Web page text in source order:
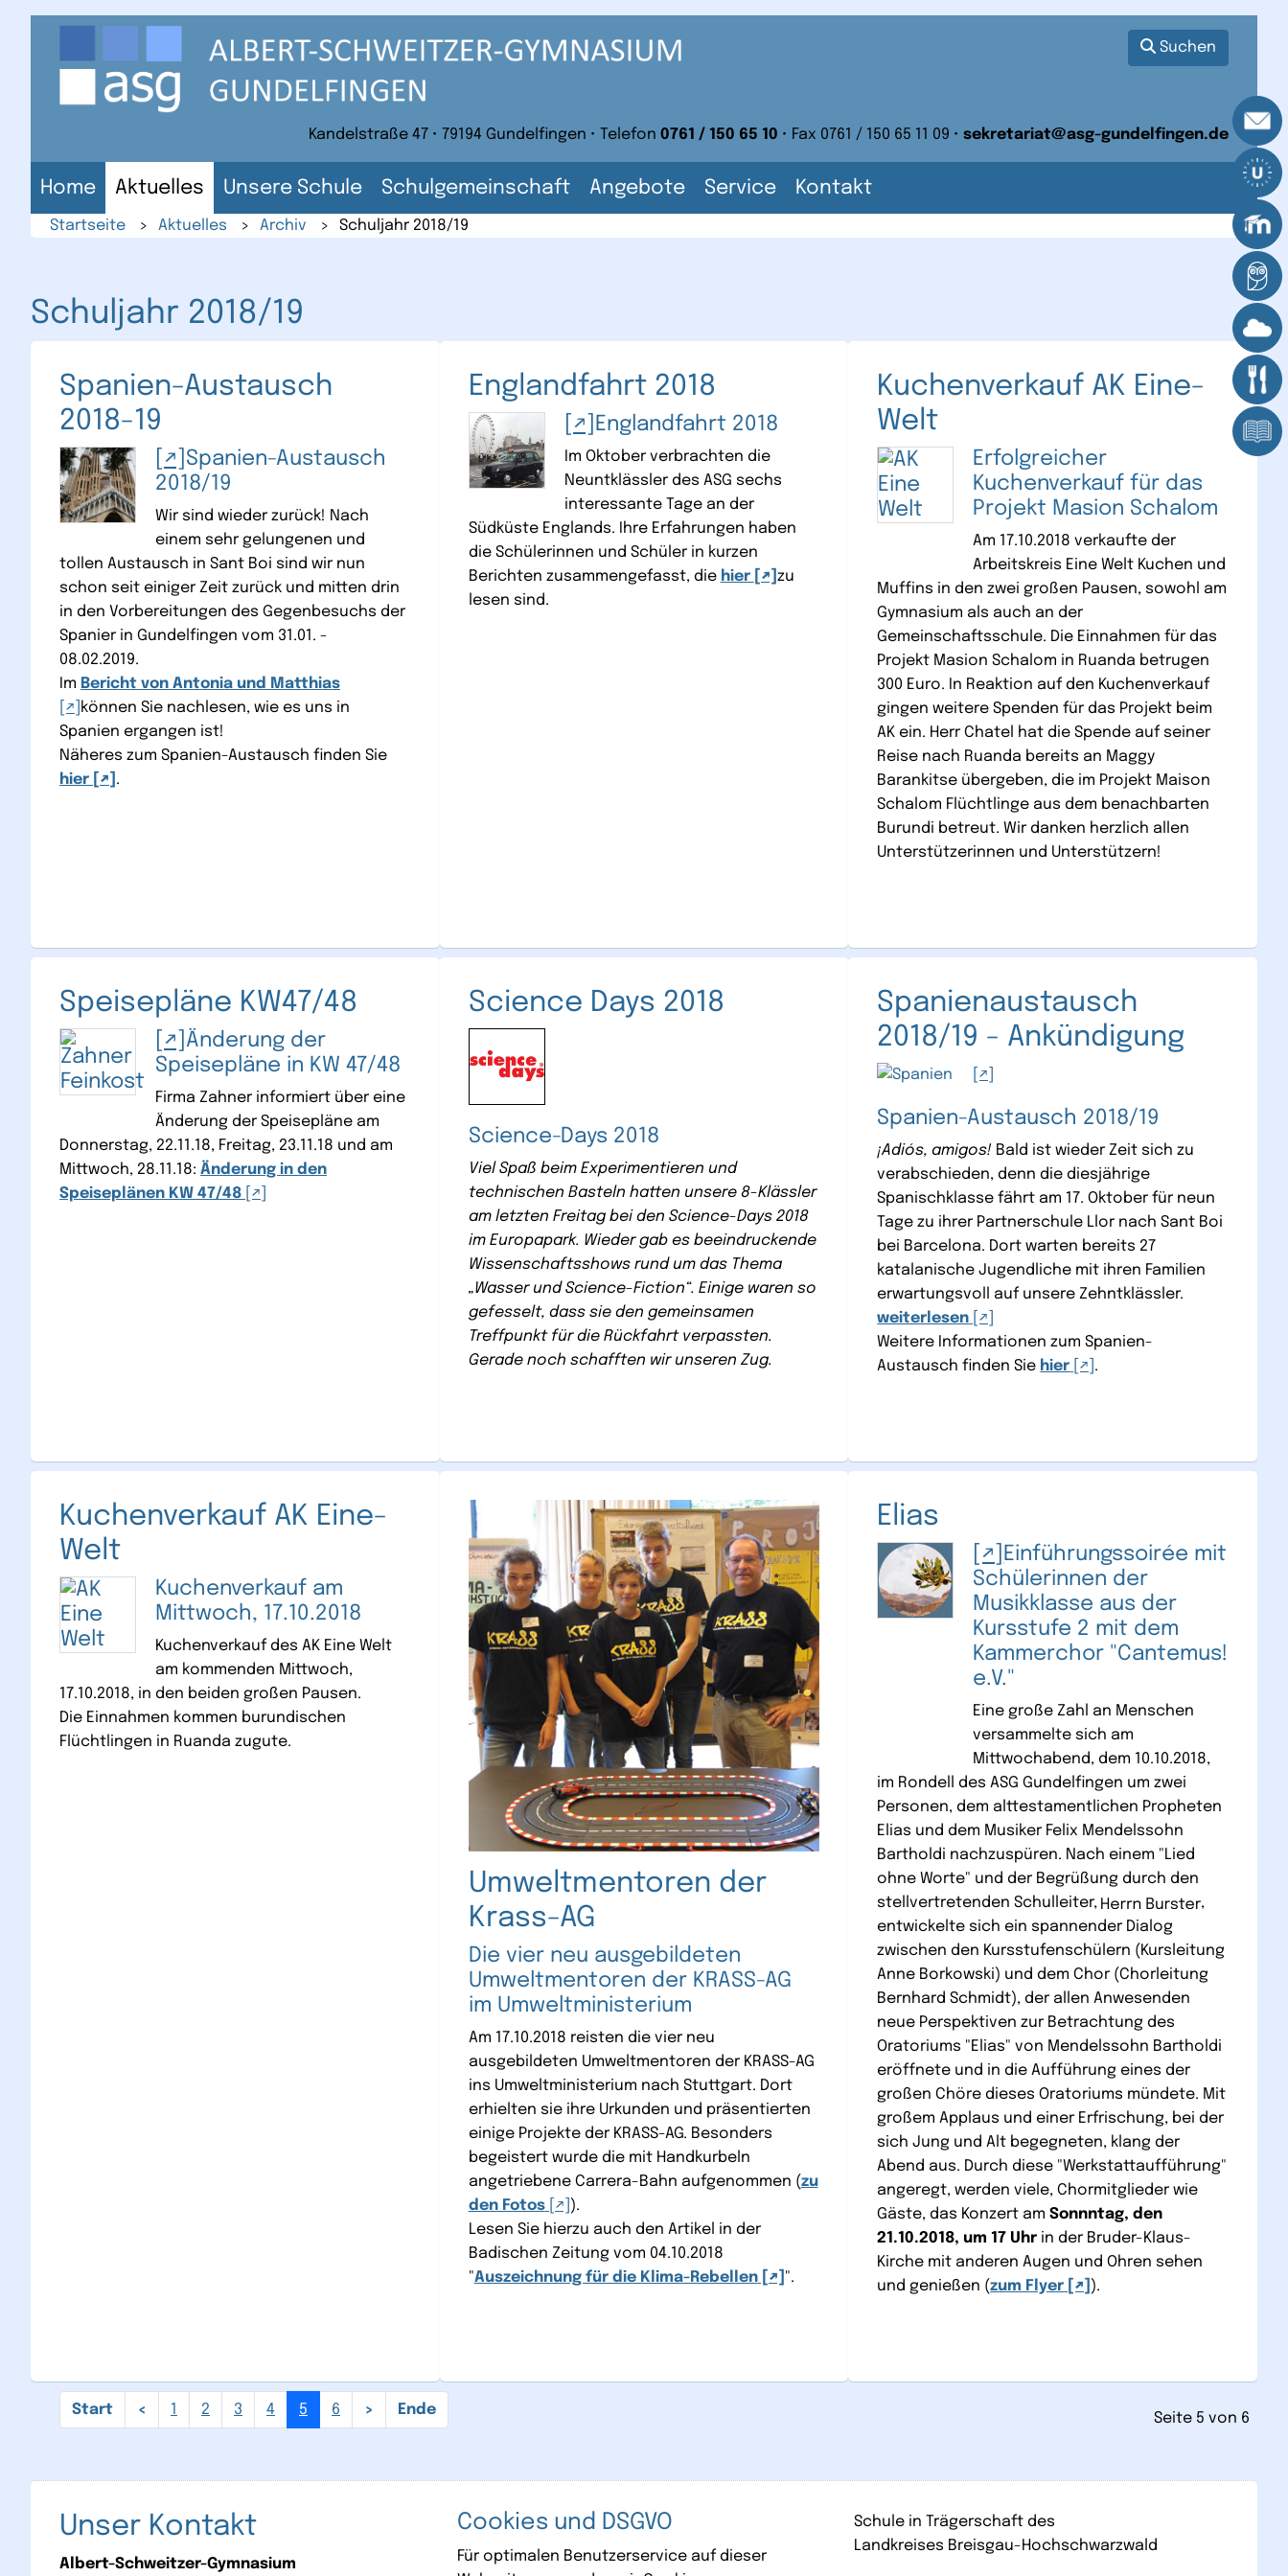
Suchen
Kandelstraße 47 • 79194 Gundelfingen • Telefon 0761 / 150 65 10 • Fax 0761 / 150 65 11 09 • sekretariat@asg-gundelfingen.de
Home Aktuelles Unsere Schule Schulgemeinschaft Angebote Service Kontakt
Startseite > Aktuelles > Archiv > Schuljahr 2018/19
Schuljahr 2018/19
Spanien-Austausch
2018-19
Spanien-Austausch
2018/19
Wir sind wieder zurück! Nach
einem sehr gelungenen und
tollen Austausch in Sant Boi sind wir nun
schon seit einiger Zeit zurück und mitten drin
in den Vorbereitungen des Gegenbesuchs der
Spanier in Gundelfingen vom 31.01. -
08.02.2019.
Im Bericht von Antonia und Matthias
können Sie nachlesen, wie es uns in
Spanien ergangen ist!
Näheres zum Spanien-Austausch finden Sie
hier
.
Englandfahrt 2018
Englandfahrt 2018
Im Oktober verbrachten die
Neuntklässler des ASG sechs
interessante Tage an der
Südküste Englands. Ihre Erfahrungen haben
die Schülerinnen und Schüler in kurzen
Berichten zusammengefasst, die hier
zu
lesen sind.
Kuchenverkauf AK Eine-
Welt
Erfolgreicher
Kuchenverkauf für das
Projekt Masion Schalom
Am 17.10.2018 verkaufte der
Arbeitskreis Eine Welt Kuchen und
Muffins in den zwei großen Pausen, sowohl am
Gymnasium als auch an der
Gemeinschaftsschule. Die Einnahmen für das
Projekt Masion Schalom in Ruanda betrugen
300 Euro. In Reaktion auf den Kuchenverkauf
gingen weitere Spenden für das Projekt beim
AK ein. Herr Chatel hat die Spende auf seiner
Reise nach Ruanda bereits an Maggy
Barankitse übergeben, die im Projekt Maison
Schalom Flüchtlinge aus dem benachbarten
Burundi betreut. Wir danken herzlich allen
Unterstützerinnen und Unterstützern!
Speisepläne KW47/48
Änderung der
Speisepläne in KW 47/48
Firma Zahner informiert über eine
Änderung der Speisepläne am
Donnerstag, 22.11.18, Freitag, 23.11.18 und am
Mittwoch, 28.11.18: Änderung in den
Speiseplänen KW 47/48
Science Days 2018
Science-Days 2018
Viel Spaß beim Experimentieren und
technischen Basteln hatten unsere 8-Klässler
am letzten Freitag bei den Science-Days 2018
im Europapark. Wieder gab es beeindruckende
Wissenschaftsshows rund um das Thema
„Wasser und Science-Fiction“. Einige waren so
gefesselt, dass sie den gemeinsamen
Treffpunkt für die Rückfahrt verpassten.
Gerade noch schafften wir unseren Zug.
Spanienaustausch
2018/19 - Ankündigung
Spanien-Austausch 2018/19
¡Adiós, amigos! Bald ist wieder Zeit sich zu
verabschieden, denn die diesjährige
Spanischklasse fährt am 17. Oktober für neun
Tage zu ihrer Partnerschule Llor nach Sant Boi
bei Barcelona. Dort warten bereits 27
katalanische Jugendliche mit ihren Familien
erwartungsvoll auf unsere Zehntklässler.
weiterlesen
Weitere Informationen zum Spanien-
Austausch finden Sie hier .
Kuchenverkauf AK Eine-
Welt
Kuchenverkauf am
Mittwoch, 17.10.2018
Kuchenverkauf des AK Eine Welt
am kommenden Mittwoch,
17.10.2018, in den beiden großen Pausen.
Die Einnahmen kommen burundischen
Flüchtlingen in Ruanda zugute.
Umweltmentoren der
Krass-AG
Die vier neu ausgebildeten
Umweltmentoren der KRASS-AG
im Umweltministerium
Am 17.10.2018 reisten die vier neu
ausgebildeten Umweltmentoren der KRASS-AG
ins Umweltministerium nach Stuttgart. Dort
erhielten sie ihre Urkunden und präsentierten
einige Projekte der KRASS-AG. Besonders
begeistert wurde die mit Handkurbeln
angetriebene Carrera-Bahn aufgenommen (zu
den Fotos
).
Lesen Sie hierzu auch den Artikel in der
Badischen Zeitung vom 04.10.2018
"Auszeichnung für die Klima-Rebellen ".
Elias
Einführungssoirée mit
Schülerinnen der
Musikklasse aus der
Kursstufe 2 mit dem
Kammerchor "Cantemus!
e.V."
Eine große Zahl an Menschen
versammelte sich am
Mittwochabend, dem 10.10.2018,
im Rondell des ASG Gundelfingen um zwei
Personen, dem alttestamentlichen Propheten
Elias und dem Musiker Felix Mendelssohn
Bartholdi nachzuspüren. Nach einem "Lied
ohne Worte" und der Begrüßung durch den
stellvertretenden Schulleiter,
,
entwickelte sich ein spannender Dialog
zwischen den Kursstufenschülern (Kursleitung
Anne Borkowski) und dem Chor (Chorleitung
Bernhard Schmidt), der allen Anwesenden
neue Perspektiven zur Betrachtung des
Oratoriums "Elias" von Mendelssohn Bartholdi
eröffnete und in die Aufführung eines der
großen Chöre dieses Oratoriums mündete. Mit
großem Applaus und einer Erfrischung, bei der
sich Jung und Alt begegneten, klang der
Abend aus. Durch diese "Werkstattaufführung"
angeregt, werden viele, Chormitglieder wie
Gäste, das Konzert amSonnntag, den
21.10.2018, um 17 Uhr in der Bruder-Klaus-
Kirche mit anderen Augen und Ohren sehen
und genießen (zum Flyer ).
Seite 5 von 6
1 2 3 4 5 6
Unser Kontakt
Albert-Schweitzer-Gymnasium
Cookies und DSGVO
Für optimalen Benutzerservice auf dieser
Schule in Trägerschaft des
Landkreises Breisgau-Hochschwarzwald